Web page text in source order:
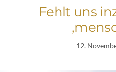
Fehlt uns
12.